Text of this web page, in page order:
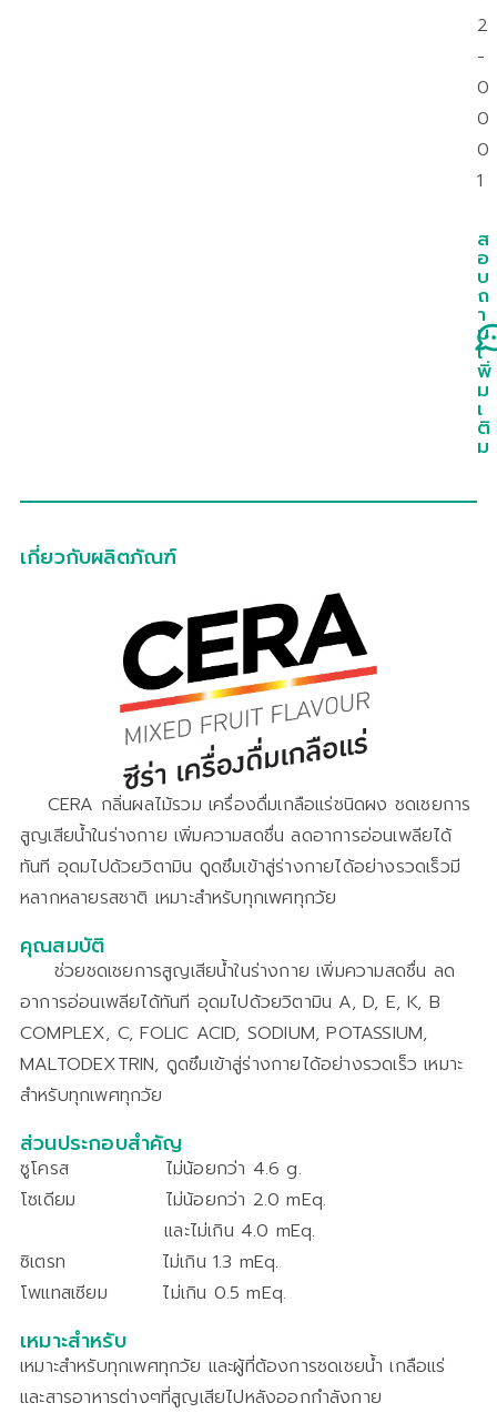
2
-
0
0
0
1
ส
อ
บ
ถ
า
ม
เ
พิ่
ม
เ
ติ
ม
เกี่ยวกับผลิตภัณฑ์
CERA กลิ่นผลไม้รวม เครื่องดื่มเกลือแร่ชนิดผง ชดเชยการ
สูญเสียน้ำในร่างกาย เพิ่มความสดชื่น ลดอาการอ่อนเพลียได้
ทันที อุดมไปด้วยวิตามิน ดูดซึมเข้าสู่ร่างกายได้อย่างรวดเร็วมี
หลากหลายรสชาติ เหมาะสำหรับทุกเพศทุกวัย
คุณสมบัติ
ช่วยชดเชยการสูญเสียน้ำในร่างกาย เพิ่มความสดชื่น ลด
อาการอ่อนเพลียได้ทันที อุดมไปด้วยวิตามิน A, D, E, K, B
COMPLEX, C, FOLIC ACID, SODIUM, POTASSIUM,
MALTODEXTRIN, ดูดซึมเข้าสู่ร่างกายได้อย่างรวดเร็ว เหมาะ
สำหรับทุกเพศทุกวัย
ส่วนประกอบสำคัญ
ซูโครส ไม่น้อยกว่า 4.6 g.
โซเดียม ไม่น้อยกว่า 2.0 mEq.
และไม่เกิน 4.0 mEq.
ซิเตรท ไม่เกิน 1.3 mEq.
โพแทสเซียม ไม่เกิน 0.5 mEq.
เหมาะสำหรับ
เหมาะสำหรับทุกเพศทุกวัย และผู้ที่ต้องการชดเชยน้ำ เกลือแร่
และสารอาหารต่างๆที่สูญเสียไปหลังออกกำลังกาย